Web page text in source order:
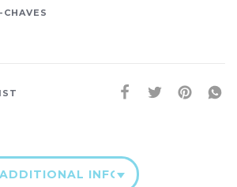
ADDITIONAL INFORMATION